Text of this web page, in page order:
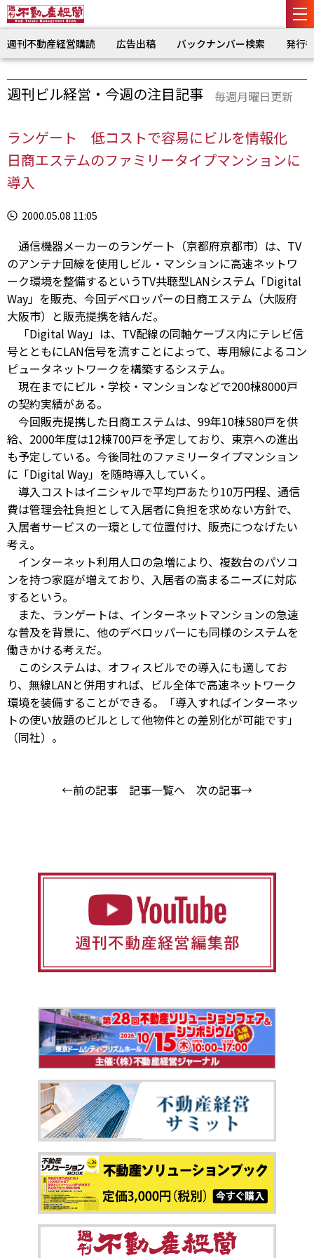
週刊不動産経営購読 広告出稿 バックナンバー検索 発行
週刊ビル経営・今週の注目記事 毎週月曜日更新
ランゲート 低コストで容易にビルを情報化
日商エステムのファミリータイプマンションに
導入
2000.05.08 11:05
通信機器メーカーのランゲート（京都府京都市）は、TV
のアンテナ回線を使用しビル・マンションに高速ネットワ
ーク環境を整備するというTV共聴型LANシステム「Digital
Way」を販売、今回デベロッパーの日商エステム（大阪府
大阪市）と販売提携を結んだ。
「Digital Way」は、TV配線の同軸ケーブス内にテレビ信
号とともにLAN信号を流すことによって、専用線によるコン
ピュータネットワークを構築するシステム。
現在までにビル・学校・マンションなどで200棟8000戸
の契約実績がある。
今回販売提携した日商エステムは、99年10棟580戸を供
給、2000年度は12棟700戸を予定しており、東京への進出
も予定している。今後同社のファミリータイプマンション
に「Digital Way」を随時導入していく。
導入コストはイニシャルで平均戸あたり10万円程、通信
費は管理会社負担として入居者に負担を求めない方針で、
入居者サービスの一環として位置付け、販売につなげたい
考え。
インターネット利用人口の急増により、複数台のパソコ
ンを持つ家庭が増えており、入居者の高まるニーズに対応
するという。
また、ランゲートは、インターネットマンションの急速
な普及を背景に、他のデベロッパーにも同様のシステムを
働きかける考えだ。
このシステムは、オフィスビルでの導入にも適してお
り、無線LANと併用すれば、ビル全体で高速ネットワーク
環境を装備することができる。「導入すればインターネッ
トの使い放題のビルとして他物件との差別化が可能です」
（同社）。
←前の記事 記事一覧へ 次の記事→